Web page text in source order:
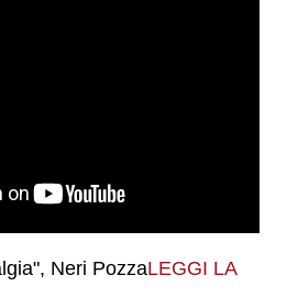
Neri PozzaLEGGI LA